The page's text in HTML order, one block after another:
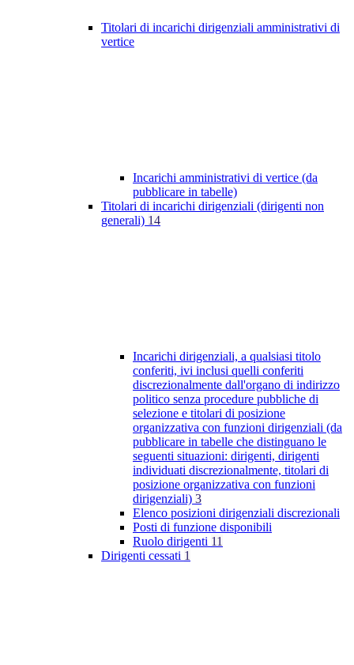
Titolari di incarichi dirigenziali amministrativi di
vertice
Incarichi amministrativi di vertice (da
pubblicare in tabelle)
Titolari di incarichi dirigenziali (dirigenti non
generali) 14
Incarichi dirigenziali, a qualsiasi titolo
conferiti, ivi inclusi quelli conferiti
discrezionalmente dall'organo di indirizzo
politico senza procedure pubbliche di
selezione e titolari di posizione
organizzativa con funzioni dirigenziali (da
pubblicare in tabelle che distinguano le
seguenti situazioni: dirigenti, dirigenti
individuati discrezionalmente, titolari di
posizione organizzativa con funzioni
dirigenziali) 3
Elenco posizioni dirigenziali discrezionali
Posti di funzione disponibili
Ruolo dirigenti 11
Dirigenti cessati 1